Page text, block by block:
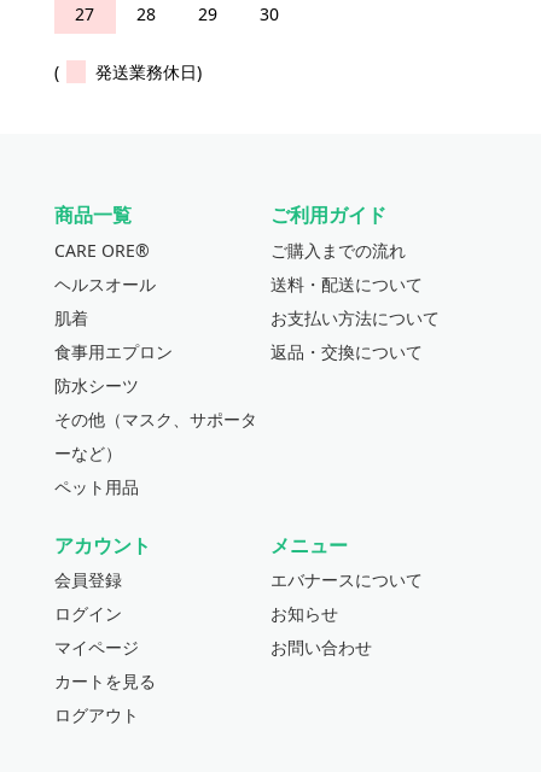
27
28 29 30
( 発送業務休日)
商品一覧
CARE ORE®
ヘルスオール
肌着
食事用エプロン
防水シーツ
その他（マスク、サポータ
ーなど）
ペット用品
ご利用ガイド
ご購入までの流れ
送料・配送について
お支払い方法について
返品・交換について
アカウント
会員登録
ログイン
マイページ
カートを見る
ログアウト
メニュー
エバナースについて
お知らせ
お問い合わせ